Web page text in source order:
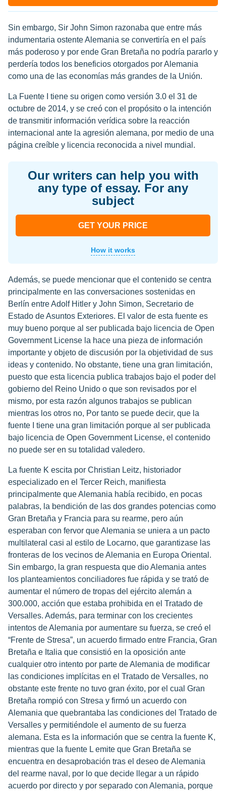
Sin embargo, Sir John Simon razonaba que entre más
indumentaria ostente Alemania se convertiría en el país
más poderoso y por ende Gran Bretaña no podría pararlo y
perdería todos los beneficios otorgados por Alemania
como una de las economías más grandes de la Unión.
La Fuente I tiene su origen como versión 3.0 el 31 de
octubre de 2014, y se creó con el propósito o la intención
de transmitir información verídica sobre la reacción
internacional ante la agresión alemana, por medio de una
página creíble y licencia reconocida a nivel mundial.
Our writers can help you with
any type of essay. For any
subject
GET YOUR PRICE
How it works
Además, se puede mencionar que el contenido se centra
principalmente en las conversaciones sostenidas en
Berlín entre Adolf Hitler y John Simon, Secretario de
Estado de Asuntos Exteriores. El valor de esta fuente es
muy bueno porque al ser publicada bajo licencia de Open
Government License la hace una pieza de información
importante y objeto de discusión por la objetividad de sus
ideas y contenido. No obstante, tiene una gran limitación,
puesto que esta licencia publica trabajos bajo el poder del
gobierno del Reino Unido o que son revisados por el
mismo, por esta razón algunos trabajos se publican
mientras los otros no, Por tanto se puede decir, que la
fuente I tiene una gran limitación porque al ser publicada
bajo licencia de Open Government License, el contenido
no puede ser en su totalidad valedero.
La fuente K escita por Christian Leitz, historiador
especializado en el Tercer Reich, manifiesta
principalmente que Alemania había recibido, en pocas
palabras, la bendición de las dos grandes potencias como
Gran Bretaña y Francia para su rearme, pero aún
esperaban con fervor que Alemania se uniera a un pacto
multilateral casi al estilo de Locarno, que garantizase las
fronteras de los vecinos de Alemania en Europa Oriental.
Sin embargo, la gran respuesta que dio Alemania antes
los planteamientos conciliadores fue rápida y se trató de
aumentar el número de tropas del ejército alemán a
300.000, acción que estaba prohibida en el Tratado de
Versalles. Además, para terminar con los crecientes
intentos de Alemania por aumentare su fuerza, se creó el
“Frente de Stresa”, un acuerdo firmado entre Francia, Gran
Bretaña e Italia que consistió en la oposición ante
cualquier otro intento por parte de Alemania de modificar
las condiciones implícitas en el Tratado de Versalles, no
obstante este frente no tuvo gran éxito, por el cual Gran
Bretaña rompió con Stresa y firmó un acuerdo con
Alemania que quebrantaba las condiciones del Tratado de
Versalles y permitiéndole el aumento de su fuerza
alemana. Esta es la información que se centra la fuente K,
mientras que la fuente L emite que Gran Bretaña se
encuentra en desaprobación tras el deseo de Alemania
del rearme naval, por lo que decide llegar a un rápido
acuerdo por directo y por separado con Alemania, porque